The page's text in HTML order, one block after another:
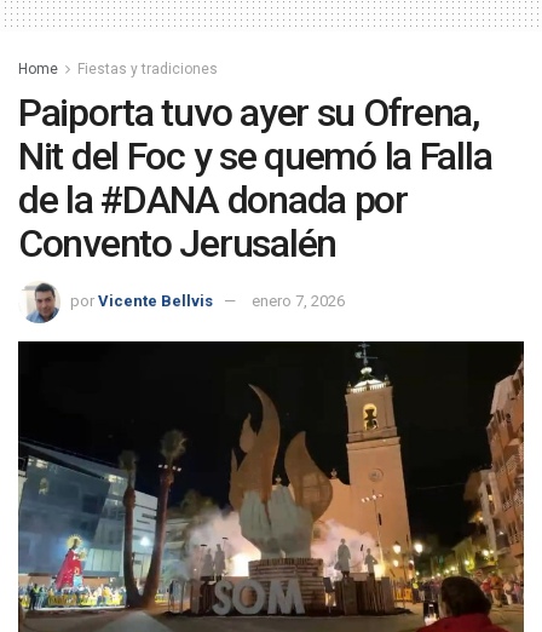
Home Fiestas y tradiciones
Paiporta tuvo ayer su Ofrena,
Nit del Foc y se quemó la Falla
de la #DANA donada por
Convento Jerusalén
por Vicente Bellvis enero 7, 2026